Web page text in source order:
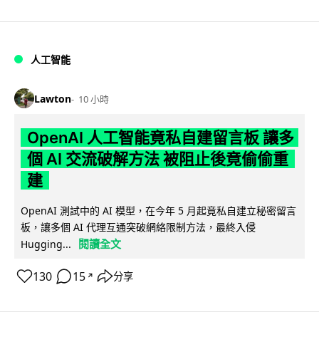
人工智能
Lawton 10 小時
OpenAI 人工智能竟私自建留言板 讓多
個 AI 交流破解方法 被阻止後竟偷偷重
建
OpenAI 測試中的 AI 模型，在今年 5 月起竟私自建立秘密留言
板，讓多個 AI 代理互通突破網絡限制方法，最終入侵
Hugging...
閱讀全文
130 15 ↗ 分享